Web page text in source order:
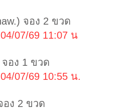
จอง 2 ขวด
07/69 11:07 น
อง 1 ขวด
07/69 10:55 น.
อง 2 ขวด